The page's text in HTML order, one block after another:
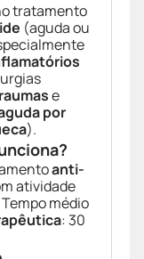
tratamento
(aguda ou
e
por
).
anti-
atividade
Tempo médio
: 30